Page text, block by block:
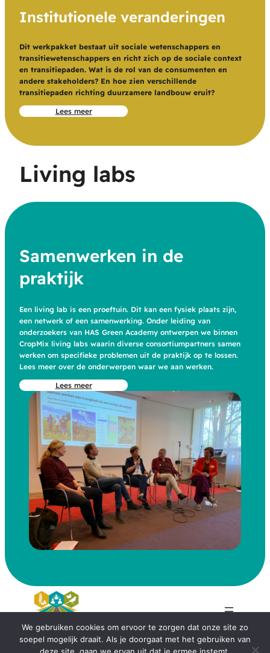
Institutionele veranderingen
Dit werkpakket bestaat uit sociale wetenschappers en
transitiewetenschappers en richt zich op de sociale context
en transitiepaden. Wat is de rol van de consumenten en
andere stakeholders? En hoe zien verschillende
transitiepaden richting duurzamere landbouw eruit?
Lees meer
Living labs
Samenwerken in de
praktijk
Een living lab is een proeftuin. Dit kan een fysiek plaats zijn,
een netwerk of een samenwerking. Onder leiding van
onderzoekers van HAS Green Academy ontwerpen we binnen
CropMix living labs waarin diverse consortiumpartners samen
werken om specifieke problemen uit de praktijk op te lossen.
Lees meer over de onderwerpen waar we aan werken.
Lees meer
CropMix wordt gefinancierd door de
We gebruiken cookies om ervoor te zorgen dat onze site zo
soepel mogelijk draait. Als je doorgaat met het gebruiken van